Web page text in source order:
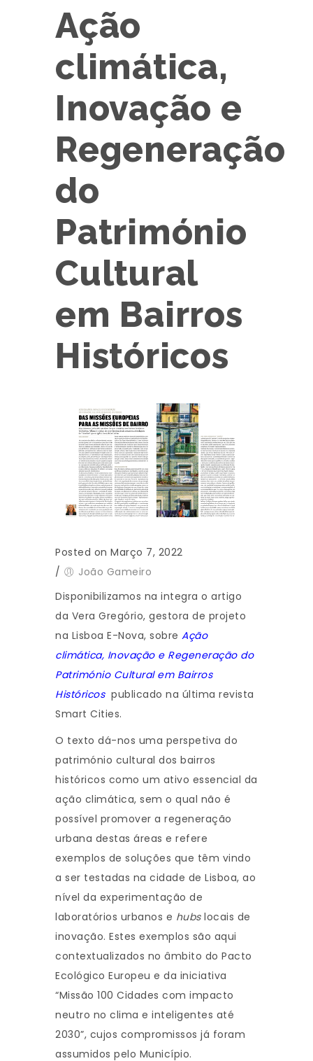
Ação
climática,
Inovação e
Regeneração
do
Património
Cultural
em Bairros
Históricos
Posted on Março 7, 2022
/
João Gameiro
Disponibilizamos na integra o artigo
da Vera Gregório, gestora de projeto
na Lisboa E-Nova, sobre Ação
climática, Inovação e Regeneração do
Património Cultural em Bairros
Históricos publicado na última revista
Smart Cities.
O texto dá-nos uma perspetiva do
património cultural dos bairros
históricos como um ativo essencial da
ação climática, sem o qual não é
possível promover a regeneração
urbana destas áreas e refere
exemplos de soluções que têm vindo
a ser testadas na cidade de Lisboa, ao
nível da experimentação de
laboratórios urbanos e hubslocais de
inovação. Estes exemplos são aqui
contextualizados no âmbito do Pacto
Ecológico Europeu e da iniciativa
“Missão 100 Cidades com impacto
neutro no clima e inteligentes até
2030”, cujos compromissos já foram
assumidos pelo Município.